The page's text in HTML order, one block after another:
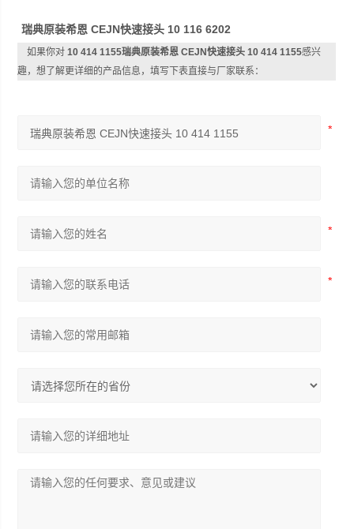
瑞典原装希恩 CEJN快速接头 10 116 6202
如果你对10 414 1155瑞典原装希恩 CEJN快速接头 10 414 1155感兴
趣，想了解更详细的产品信息，填写下表直接与厂家联系：